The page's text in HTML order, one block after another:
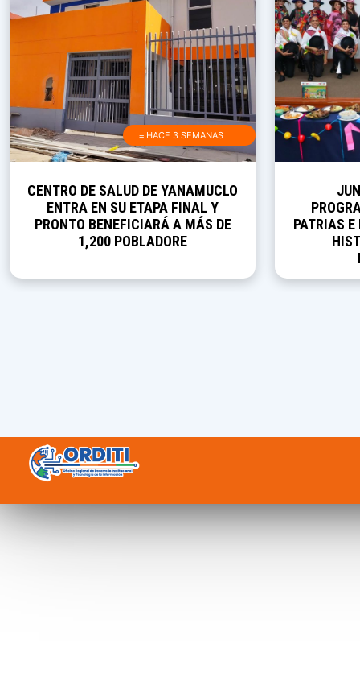
≡ HACE 3 SEMANAS
CENTRO DE SALUD DE YANAMUCLO
ENTRA EN SU ETAPA FINAL Y
PRONTO BENEFICIARÁ A MÁS DE
1,200 POBLADORE
PATRIAS